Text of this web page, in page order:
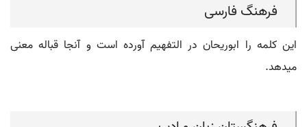
فرهنگ فارسی
این کلمه را ابوریحان در التفهیم آورده است و آنجا قباله معنی
میدهد.